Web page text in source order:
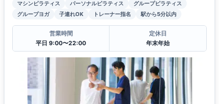
マシンピラティス パーソナルピラティス
グループピラティス
グループヨガ
子連れOK トレーナー指名 駅から5分以内
営業時間
平日 9:00〜22:00
定休日
年末年始